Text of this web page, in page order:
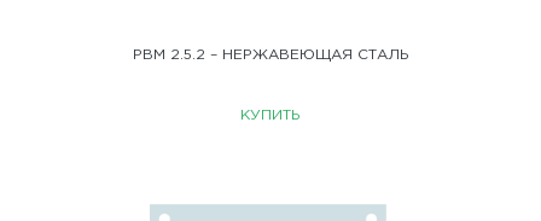
РВМ 2.5.2 – НЕРЖАВЕЮЩАЯ СТАЛЬ
КУПИТЬ